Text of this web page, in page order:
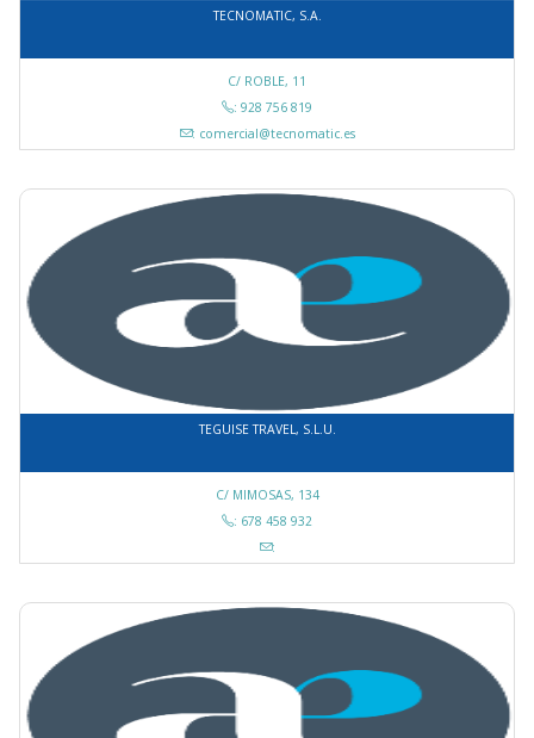
TECNOMATIC, S.A.
C/ ROBLE, 11
: 928 756 819
: comercial@tecnomatic.es
TEGUISE TRAVEL, S.L.U.
C/ MIMOSAS, 134
: 678 458 932
: